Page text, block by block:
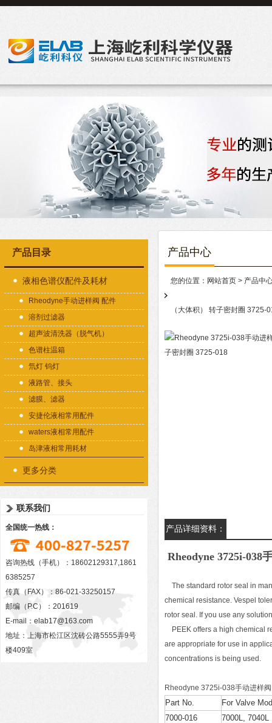
产品目录
液相色谱仪配件及耗材
Rheodyne手动进样阀 配件
溶剂过滤器
超声波清洗器（脱气机）
色谱柱温箱
氘灯 钨灯
液路管、接头
滤膜、滤器
安捷伦液相常用配件
waters液相常用配件
岛津液相常用耗材
更多分类
联系我们
全国统一热线：
咨询热线（手机）：18602129317,1861
6385257
传真（FAX）：86-021-33250157
邮编（P.C）：201619
E-mail： elab17@163.com
地址：上海市松江区沈砖公路5555弄9号
楼409室
产品中心
您的位置： 网站首页 > 产品中
（大体积） 转子密封圈 3725-
产品详细资料：
Rheodyne 3725i-038
The standard rotor seal in
chemical resistance. Vespel
rotor seal. If you use any
PEEK offers a high chemical
are appropriate for use in
concentrations is being used.
Rheodyne 3725i-038手动进样
Part No.
For Valve
7000-016
7000L, 7040L